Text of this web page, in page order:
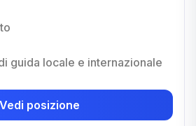
guida locale e internazionale
Vedi posizione